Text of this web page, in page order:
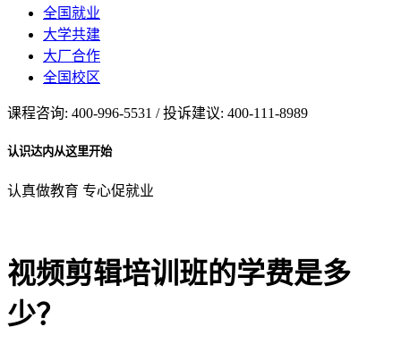
全国就业
大学共建
大厂合作
全国校区
课程咨询: 400-996-5531 / 投诉建议: 400-111-8989
认识达内从这里开始
认真做教育 专心促就业
视频剪辑培训班的学费是多
少？